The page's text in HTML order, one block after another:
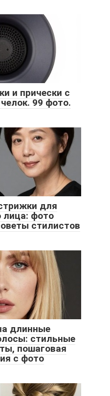
и прически с
99 фото.
для
лица: фото
стилистов
длинные
стильные
пошаговая
с фото